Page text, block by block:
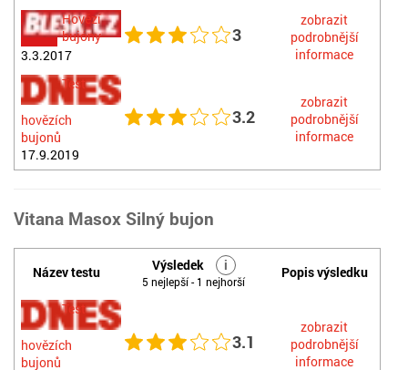
Hovězí
bujóny
3.3.2017
3
zobrazit
podrobnější
informace
Test
hovězích
bujonů
17.9.2019
3.2
zobrazit
podrobnější
informace
Vitana Masox Silný bujon
Název testu Výsledek i
5 nejlepší - 1 nejhorší
Popis výsledku
Test
hovězích
bujonů
3.1
zobrazit
podrobnější
informace